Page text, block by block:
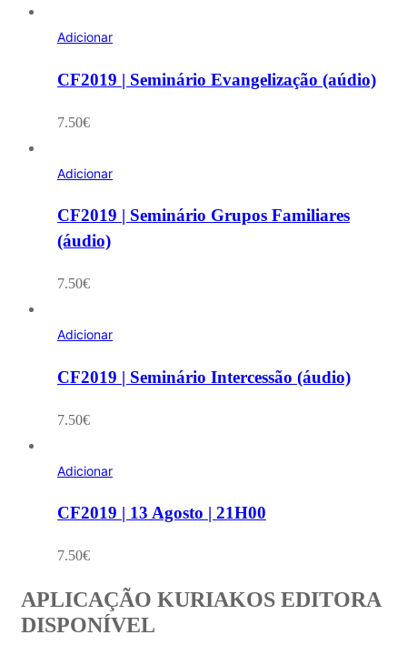
Adicionar
CF2019 | Seminário Evangelização (aúdio)
7.50€
Adicionar
CF2019 | Seminário Grupos Familiares
(áudio)
7.50€
Adicionar
CF2019 | Seminário Intercessão (áudio)
7.50€
Adicionar
CF2019 | 13 Agosto | 21H00
7.50€
APLICAÇÃO KURIAKOS EDITORA
DISPONÍVEL